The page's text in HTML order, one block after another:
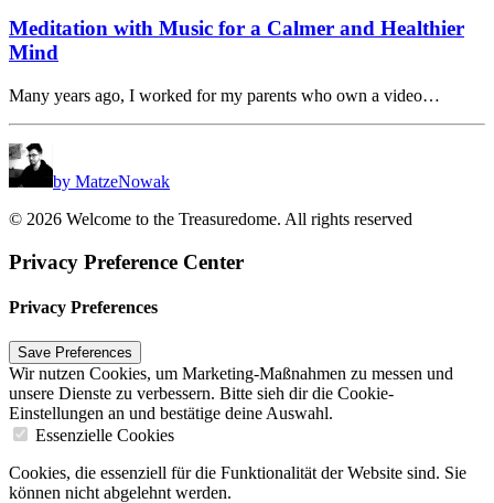
Meditation with Music for a Calmer and Healthier
Mind
Many years ago, I worked for my parents who own a video…
by MatzeNowak
© 2026 Welcome to the Treasuredome. All rights reserved
Privacy Preference Center
Privacy Preferences
Wir nutzen Cookies, um Marketing-Maßnahmen zu messen und
unsere Dienste zu verbessern. Bitte sieh dir die Cookie-
Einstellungen an und bestätige deine Auswahl.
Essenzielle Cookies
Cookies, die essenziell für die Funktionalität der Website sind. Sie
können nicht abgelehnt werden.